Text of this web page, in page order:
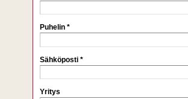
Puhelin *
Sähköposti *
Yritys